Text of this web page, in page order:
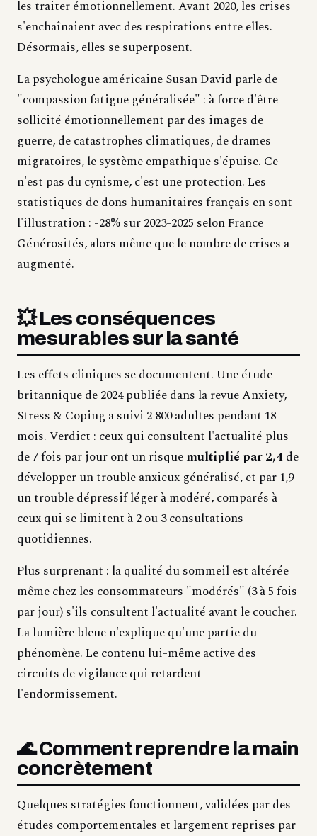
les traiter émotionnellement. Avant 2020, les crises
s'enchaînaient avec des respirations entre elles.
Désormais, elles se superposent.
La psychologue américaine Susan David parle de
"compassion fatigue généralisée" : à force d'être
sollicité émotionnellement par des images de
guerre, de catastrophes climatiques, de drames
migratoires, le système empathique s'épuise. Ce
n'est pas du cynisme, c'est une protection. Les
statistiques de dons humanitaires français en sont
l'illustration : -28% sur 2023-2025 selon France
Générosités, alors même que le nombre de crises a
augmenté.
💥 Les conséquences
mesurables sur la santé
Les effets cliniques se documentent. Une étude
britannique de 2024 publiée dans la revue Anxiety,
Stress & Coping a suivi 2 800 adultes pendant 18
mois. Verdict : ceux qui consultent l'actualité plus
de 7 fois par jour ont un risquemultiplié par 2,4de
développer un trouble anxieux généralisé, et par 1,9
un trouble dépressif léger à modéré, comparés à
ceux qui se limitent à 2 ou 3 consultations
quotidiennes.
Plus surprenant : la qualité du sommeil est altérée
même chez les consommateurs "modérés" (3 à 5 fois
par jour) s'ils consultent l'actualité avant le coucher.
La lumière bleue n'explique qu'une partie du
phénomène. Le contenu lui-même active des
circuits de vigilance qui retardent
l'endormissement.
🌊 Comment reprendre la main
concrètement
Quelques stratégies fonctionnent, validées par des
études comportementales et largement reprises par